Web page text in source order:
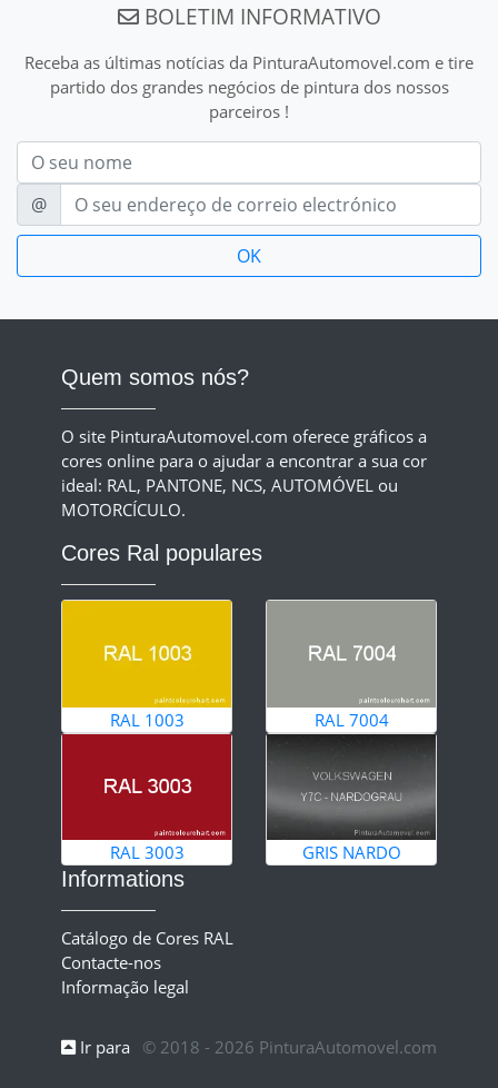
BOLETIM INFORMATIVO
Receba as últimas notícias da PinturaAutomovel.com e tire
partido dos grandes negócios de pintura dos nossos
parceiros !
Nom
E-mail
@
Quem somos nós?
O site PinturaAutomovel.com oferece gráficos a
cores online para o ajudar a encontrar a sua cor
ideal: RAL, PANTONE, NCS, AUTOMÓVEL ou
MOTORCÍCULO.
Cores Ral populares
RAL 1003 RAL 7004
RAL 3003 GRIS NARDO
Informations
Catálogo de Cores RAL
Contacte-nos
Informação legal
Ir para © 2018 - 2026 PinturaAutomovel.com